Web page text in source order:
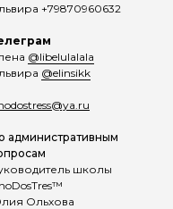
+79870960632
@libelulalala
@elinsikk
административным
школы
Ольхова